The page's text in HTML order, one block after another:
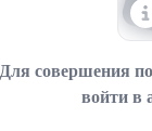
Для совершения
войти в